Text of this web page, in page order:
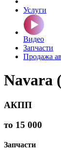
Услуги
Видео
Запчасти
Продажа
Navara
АКПП
то 15 000
Запчасти